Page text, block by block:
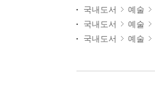
국내도서 예술
국내도서
예술
국내도서
예술